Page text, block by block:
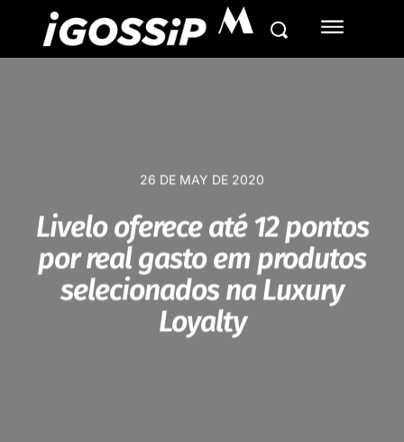
M
26 DE MAY DE 2020
Livelo oferece até 12 pontos
por real gasto em produtos
selecionados na Luxury
Loyalty